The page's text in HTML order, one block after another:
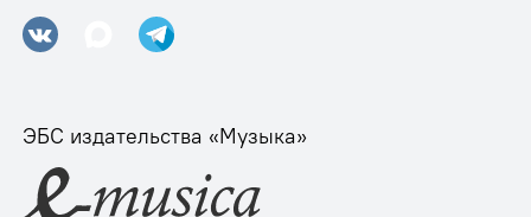
ЭБС издательства «Музыка»